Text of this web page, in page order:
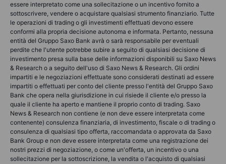
essere interpretato come una sollecitazione o un incentivo fornito a
sottoscrivere, vendere o acquistare qualsiasi strumento finanziario. Tutte
le operazioni di trading o gli investimenti effettuati devono essere
conformi alla propria decisione autonoma e informata. Pertanto, nessuna
entità del Gruppo Saxo Bank avrà o sarà responsabile per eventuali
perdite che l'utente potrebbe subire a seguito di qualsiasi decisione di
investimento presa sulla base delle informazioni disponibili su Saxo News
& Research o a seguito dell'uso di Saxo News & Research. Gli ordini
impartiti e le negoziazioni effettuate sono considerati destinati ad essere
impartiti o effettuati per conto del cliente presso l'entità del Gruppo Saxo
Bank che opera nella giurisdizione in cui risiede il cliente e/o presso la
quale il cliente ha aperto e mantiene il proprio conto di trading. Saxo
News & Research non contiene (e non deve essere interpretata come
contenente) consulenza finanziaria, di investimento, fiscale o di trading o
consulenza di qualsiasi tipo offerta, raccomandata o approvata da Saxo
Bank Group e non deve essere interpretata come una registrazione dei
nostri prezzi di negoziazione, o come un'offerta, un incentivo o una
sollecitazione per la sottoscrizione, la vendita o l'acquisto di qualsiasi